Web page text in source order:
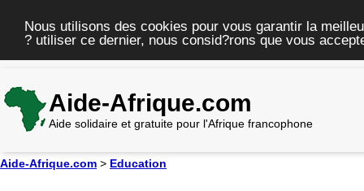
Nous utilisons des cookies pour vous garantir la
? utiliser ce dernier, nous consid?rons que vous
Aide-Afrique.com
Aide solidaire et gratuite pour l'Afrique francophone
Aide-Afrique.com > Education